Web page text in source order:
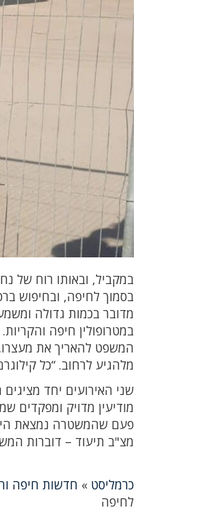
במקביל, ובאותו רוח של
מדובר בכמות גדולה
המשפט להאריך את
מלהגיע לרחוב. “כל
שני האירועים יחד
מודיעין מדויק ומפקדים
פעם שהמשטרה נמצאת היכן
מצ"ב תיעוד – דוברות
כרמליסט » חדשות חיפה
לחיפה